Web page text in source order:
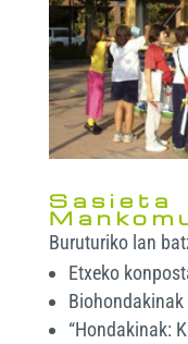
Sasieta
Buruturiko lan
Etxeko
“Hondakinak: